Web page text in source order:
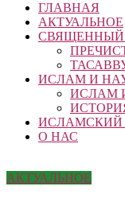
«Центр
исследований
Корана
Республики
Татарстан
ГЛАВНАЯ
АКТУАЛЬНОЕ
СВЯЩЕННЫЙ
ИСЛАМ И
ИСЛАМ
ИСЛАМСКИЙ
О НАС
АКТУАЛЬНОЕ